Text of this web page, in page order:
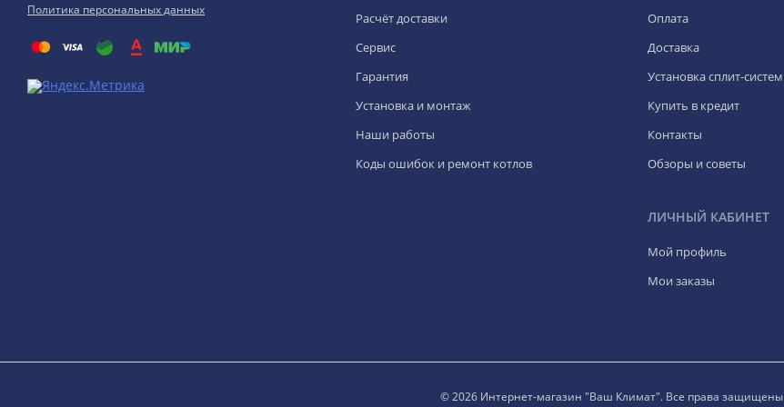
Политика персональных данных
Расчёт доставки
Сервис
Гарантия
Установка и монтаж
Наши работы
Коды ошибок и ремонт котлов
Оплата
Доставка
Установка сплит-систем
Купить в кредит
Контакты
Обзоры и советы
ЛИЧНЫЙ КАБИНЕТ
Мой профиль
Мои заказы
© 2026 Интернет-магазин "Ваш Климат". Все права защищены